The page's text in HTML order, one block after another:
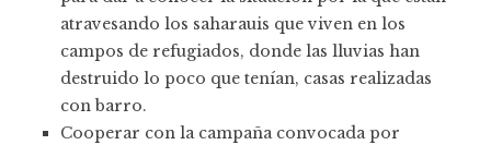
atravesando los saharauis que viven en los
campos de refugiados, donde las lluvias han
destruido lo poco que tenían, casas realizadas
con barro.
Cooperar con la campaña convocada por